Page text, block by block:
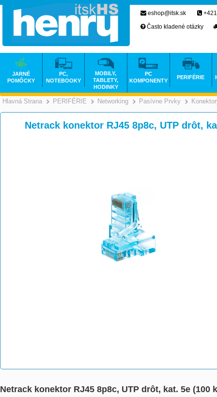
Hlavná Strana >
PERIFÉRIE >
Networking >
Pasívne Prvky
Netrack konektor RJ45 8p8c, UTP drôt,
Netrack konektor RJ45 8p8c, UTP drôt, kat. 5e (100
eshop@itsk.sk
Často kladené otázky
JARNÉ
POMÔCKY
PC,
NOTEBOOKY
MOBILY,
TABLETY,
HODINKY
PC
KOMPONENTY
PERIFÉRIE